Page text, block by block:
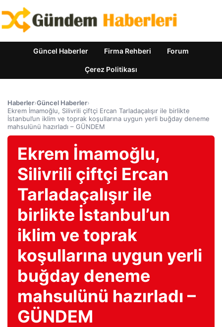
Güncel Haberler Firma Rehberi Forum
Çerez Politikası
Haberler›Güncel Haberler›
Ekrem İmamoğlu, Silivrili çiftçi Ercan Tarladaçalışır ile birlikte
İstanbul’un iklim ve toprak koşullarına uygun yerli buğday deneme
mahsulünü hazırladı – GÜNDEM
Ekrem İmamoğlu,
Silivrili çiftçi Ercan
Tarladaçalışır ile
birlikte İstanbul’un
iklim ve toprak
koşullarına uygun yerli
buğday deneme
mahsulünü hazırladı –
GÜNDEM